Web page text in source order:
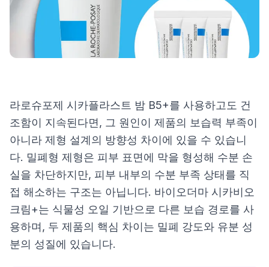
Login
라로슈포제 시카플라스트 밤 B5+를 사용하고도 건
조함이 지속된다면, 그 원인이 제품의 보습력 부족이
아니라 제형 설계의 방향성 차이에 있을 수 있습니
다. 밀폐형 제형은 피부 표면에 막을 형성해 수분 손
실을 차단하지만, 피부 내부의 수분 부족 상태를 직
접 해소하는 구조는 아닙니다. 바이오더마 시카비오
크림+는 식물성 오일 기반으로 다른 보습 경로를 사
용하며, 두 제품의 핵심 차이는 밀폐 강도와 유분 성
분의 성질에 있습니다.